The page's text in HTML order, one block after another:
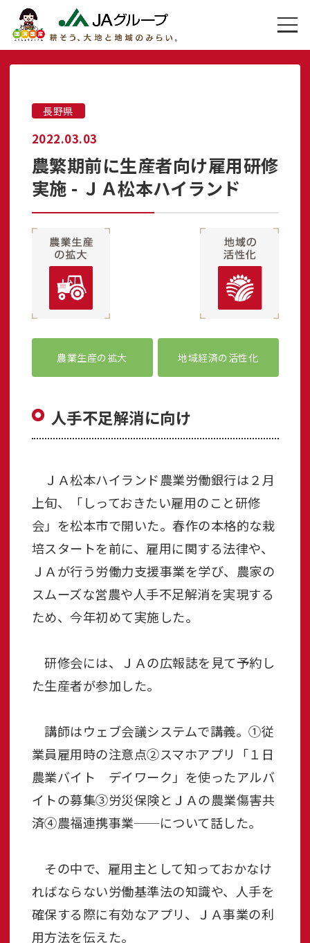
長野県
2022.03.03
農繁期前に生産者向け雇用研修
実施 - ＪＡ松本ハイランド
農業生産の拡大 地域経済の活性化
人手不足解消に向け
ＪＡ松本ハイランド農業労働銀行は２月
上旬、「しっておきたい雇用のこと研修
会」を松本市で開いた。春作の本格的な栽
培スタートを前に、雇用に関する法律や、
ＪＡが行う労働力支援事業を学び、農家の
スムーズな営農や人手不足解消を実現する
ため、今年初めて実施した。
研修会には、ＪＡの広報誌を見て予約し
た生産者が参加した。
講師はウェブ会議システムで講義。①従
業員雇用時の注意点②スマホアプリ「１日
農業バイト デイワーク」を使ったアルバ
イトの募集③労災保険とＪＡの農業傷害共
済④農福連携事業──について話した。
その中で、雇用主として知っておかなけ
ればならない労働基準法の知識や、人手を
確保する際に有効なアプリ、ＪＡ事業の利
用方法を伝えた。